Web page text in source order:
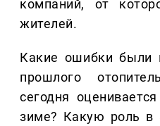
компаний, от
жителей.
Какие ошибки были
прошлого
сегодня
зиме? Какую роль в